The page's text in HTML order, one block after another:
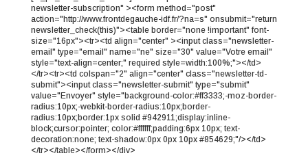
newsletter-subscription" ><form method="post"
action="http://www.frontdegauche-idf.fr/?na=s" onsubmit="return
newsletter_check(this)"><table border="none !important" font-
size="16px"><tr><td align="center" ><input class="newsletter-
email" type="email" name="ne" size="30" value="Votre email"
style="text-align=center;" required style=width:100%;"></td>
</tr><tr><td colspan="2" align="center" class="newsletter-td-
submit"><input class="newsletter-submit" type="submit"
value="Envoyer" style="background-color:#ff3333;-moz-border-
radius:10px;-webkit-border-radius:10px;border-
radius:10px;border:1px solid #942911;display:inline-
block;cursor:pointer; color:#ffffff;padding:6px 10px; text-
decoration:none; text-shadow:0px 0px 10px #854629;"/></td>
</tr></table></form></div>